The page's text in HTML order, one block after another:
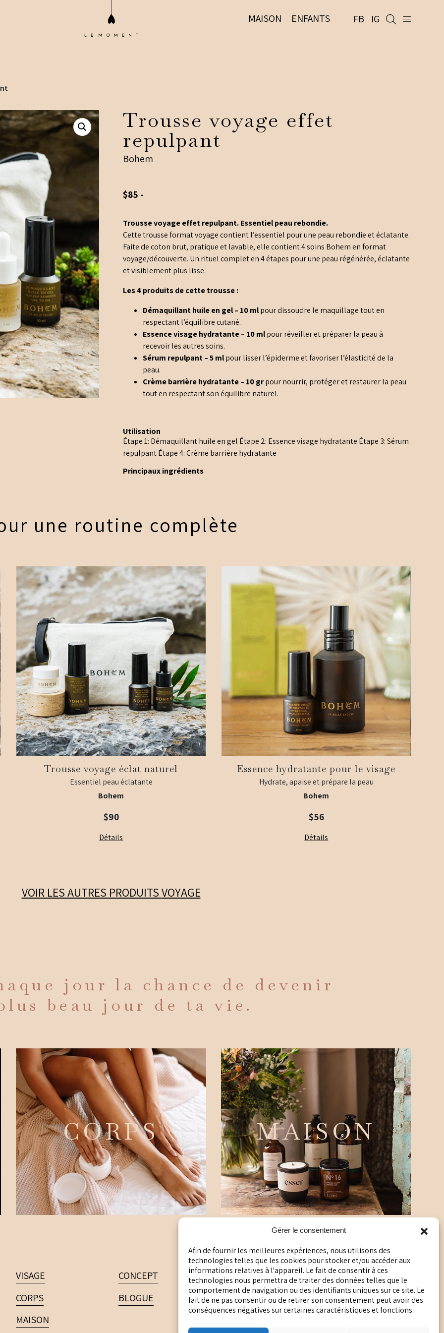
Gérer le consentement
Afin de fournir les meilleures expériences, nous utilisons des
technologies telles que les cookies pour stocker et/ou accéder aux
informations relatives à l'appareil. Le fait de consentir à ces
technologies nous permettra de traiter des données telles que le
comportement de navigation ou des identifiants uniques sur ce site. Le
fait de ne pas consentir ou de retirer son consentement peut avoir des
conséquences négatives sur certaines caractéristiques et fonctions.
MAISON ENFANTS FB IG
Trousse voyage effet
repulpant
Bohem
$85 -
Trousse voyage effet repulpant. Essentiel peau rebondie.
Cette trousse format voyage contient l’essentiel pour une peau rebondie et éclatante.
Faite de coton brut, pratique et lavable, elle contient 4 soins Bohem en format
voyage/découverte. Un rituel complet en 4 étapes pour une peau régénérée, éclatante
et visiblement plus lisse.
Les 4 produits de cette trousse :
Démaquillant huile en gel– 10 mlpour dissoudre le maquillage tout en
respectant l’équilibre cutané.
Essence visage hydratante – 10 mlpour réveiller et préparer la peau à
recevoir les autres soins.
Sérum repulpant– 5 mlpour lisser l’épiderme et favoriser l’élasticité de la
peau.
Crème barrière hydratante– 10 grpour nourrir, protéger et restaurer la peau
tout en respectant son équilibre naturel.
Utilisation
Étape 1: Démaquillant huile en gel Étape 2: Essence visage hydratante Étape 3: Sérum
repulpant Étape 4: Crème barrière hydratante
Principaux ingrédients
une routine complète
Trousse voyage éclat naturel
Essentiel peau éclatante
Bohem
$90
Détails
Essence hydratante pour le visage
Hydrate, apaise et prépare la peau
Bohem
$56
Détails
VOIR LES AUTRES PRODUITSVOYAGE
jour la chance de devenir
beau jour de ta vie.
CORPS MAISON
VISAGE
CORPS
MAISON
CONCEPT
BLOGUE
POLITIQUE DE CONFIDENTIALITÉ
POLITIQUE EN MATIÈRE DE COOKIES